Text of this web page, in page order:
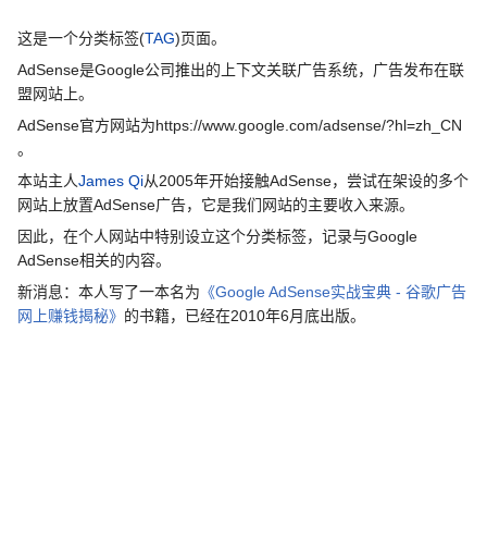
这是一个分类标签(TAG)页面。
AdSense是Google公司推出的上下文关联广告系统，广告发布在联
盟网站上。
AdSense官方网站为https://www.google.com/adsense/?hl=zh_CN
。
本站主人James Qi从2005年开始接触AdSense，尝试在架设的多个
网站上放置AdSense广告，它是我们网站的主要收入来源。
因此，在个人网站中特别设立这个分类标签，记录与Google
AdSense相关的内容。
新消息：本人写了一本名为 《Google AdSense实战宝典 - 谷歌广告
网上赚钱揭秘》 的书籍，已经在2010年6月底出版。